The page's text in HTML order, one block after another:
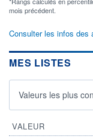
mois précédent.
Consulter les infos des
MES LISTES
Valeurs les plus
VALEUR